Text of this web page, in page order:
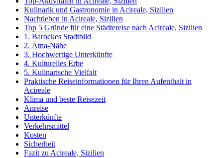
Kulinarik und Gastronomie in Acireale, Sizilien
Nachtleben in Acireale, Sizilien
Top 5 Gründe für eine Städtereise nach Acireale, Sizilien
1. Barockes Stadtbild
2. Ätna-Nähe
3. Hochwertige Unterkünfte
4. Kulturelles Erbe
5. Kulinarische Vielfalt
Praktische Reiseinformationen für Ihren Aufenthalt in
Acireale
Klima und beste Reisezeit
Anreise
Unterkünfte
Verkehrsmittel
Kosten
Sicherheit
Fazit zu Acireale, Sizilien